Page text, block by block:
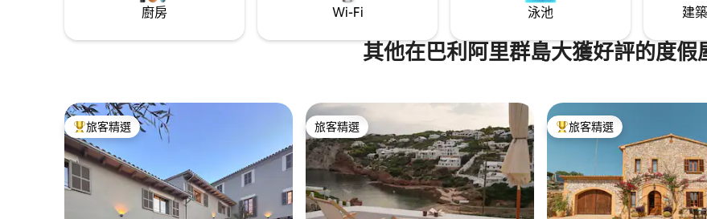
廚房 Wi-Fi 泳池 建
其他在巴利阿里群島大獲好評的度假
旅客精選榜首
旅客精選 旅客精選
旅客精選 旅客精選榜首
旅客精選